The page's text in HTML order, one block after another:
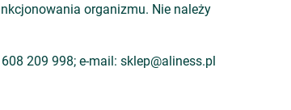
organizmu. Nie należy
209 998; e-mail: sklep@aliness.pl